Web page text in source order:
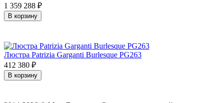
1 359 288 ₽
В корзину
Люстра Patrizia Garganti Burlesque PG263
412 380 ₽
В корзину